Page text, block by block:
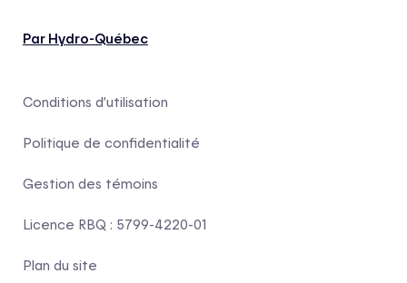
Par Hydro-Québec
Conditions d’utilisation
Politique de confidentialité
Gestion des témoins
Licence RBQ : 5799-4220-01
Plan du site